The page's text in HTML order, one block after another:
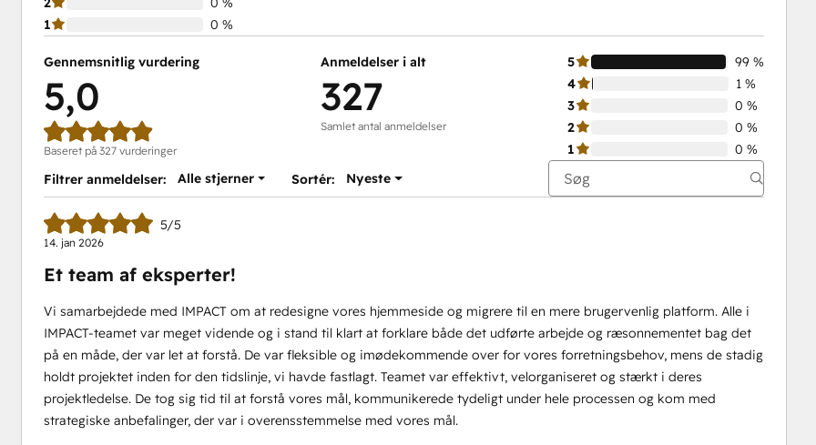
1
0 %
Gennemsnitlig vurdering
5,0
Baseret på 327 vurderinger
Anmeldelser i alt
327
Samlet antal anmeldelser
5
99 %
4
1 %
3
0 %
2
0 %
1
0 %
Filtrer anmeldelser:
Alle stjerner Sortér: Nyeste
5/5
14. jan 2026
Et team af eksperter!
Vi samarbejdede med IMPACT om at redesigne vores hjemmeside og migrere til en mere brugervenlig platform. Alle i
IMPACT-teamet var meget vidende og i stand til klart at forklare både det udførte arbejde og ræsonnementet bag det
på en måde, der var let at forstå. De var fleksible og imødekommende over for vores forretningsbehov, mens de stadig
holdt projektet inden for den tidslinje, vi havde fastlagt. Teamet var effektivt, velorganiseret og stærkt i deres
projektledelse. De tog sig tid til at forstå vores mål, kommunikerede tydeligt under hele processen og kom med
strategiske anbefalinger, der var i overensstemmelse med vores mål.